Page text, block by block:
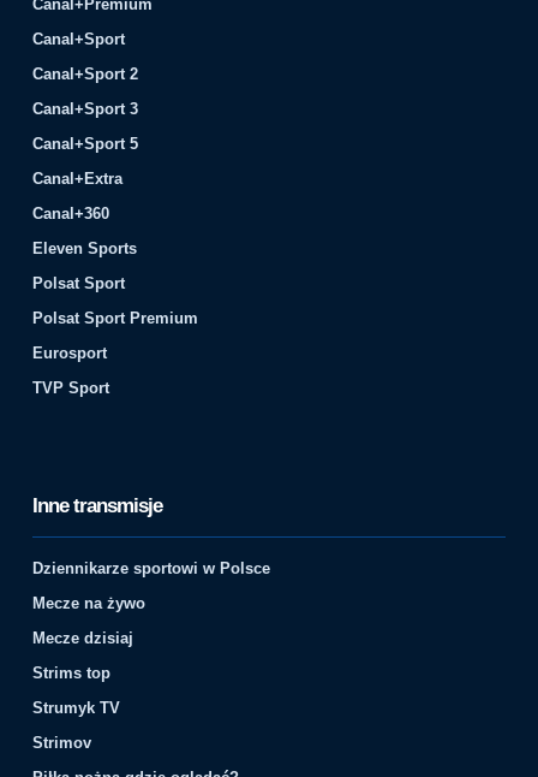
Canal+Premium
Canal+Sport
Canal+Sport 2
Canal+Sport 3
Canal+Sport 5
Canal+Extra
Canal+360
Eleven Sports
Polsat Sport
Polsat Sport Premium
Eurosport
TVP Sport
Inne transmisje
Dziennikarze sportowi w Polsce
Mecze na żywo
Mecze dzisiaj
Strims top
Strumyk TV
Strimov